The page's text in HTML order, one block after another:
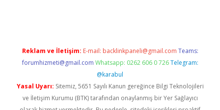
Reklam ve İletişim: E-mail: backlinkpaneli@gmail.com Teams:
forumhizmeti@gmail.com Whatsapp: 0262 606 0 726 Telegram:
@karabul
Yasal Uyarı: Sitemiz, 5651 Sayılı Kanun gereğince Bilgi Teknolojileri
ve İletişim Kurumu (BTK) tarafından onaylanmış bir Yer Sağlayıcı